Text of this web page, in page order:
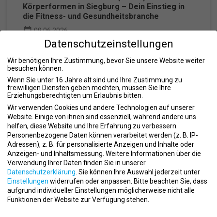
Körperformen in Siegburg – Dein Einstieg in
die Fitness- und Gesundheitsbranche
event09.06.2026
Körperformen
Duales Bachelor-Studium (m/w/d) bei
Körperformen in Sankt Augustin – Starte
Deine Karriere im Gesundheits- und
Fitnessbereich
event09.06.2026
apartmentKörperformen
placeSankt Augustin
Datenschutzeinstellungen
Wir benötigen Ihre Zustimmung, bevor Sie unsere Website weiter
besuchen können.
Wenn Sie unter 16 Jahre alt sind und Ihre Zustimmung zu
freiwilligen Diensten geben möchten, müssen Sie Ihre
Erziehungsberechtigten um Erlaubnis bitten.
Wir verwenden Cookies und andere Technologien auf unserer
Website. Einige von ihnen sind essenziell, während andere uns
helfen, diese Website und Ihre Erfahrung zu verbessern.
Personenbezogene Daten können verarbeitet werden (z. B. IP-
Adressen), z. B. für personalisierte Anzeigen und Inhalte oder
Anzeigen- und Inhaltsmessung. Weitere Informationen über die
Verwendung Ihrer Daten finden Sie in unserer
Datenschutzerklärung. Sie können Ihre Auswahl jederzeit unter
Einstellungen widerrufen oder anpassen. Bitte beachten Sie, dass
aufgrund individueller Einstellungen möglicherweise nicht alle
Funktionen der Website zur Verfügung stehen.